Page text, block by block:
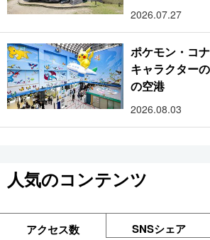
2026.07.27
ポケモン・コ
キャラクター
の空港
2026.08.03
人気のコンテンツ
アクセス数 SNSシェア